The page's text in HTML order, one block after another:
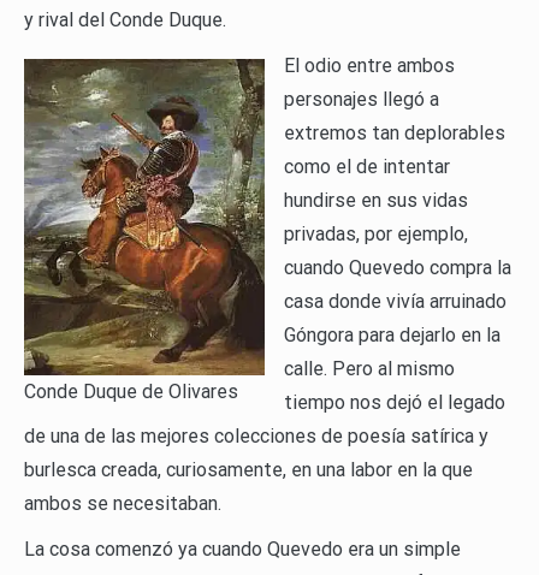
y rival del Conde Duque.
Conde Duque de Olivares
El odio entre ambos
personajes llegó a
extremos tan deplorables
como el de intentar
hundirse en sus vidas
privadas, por ejemplo,
cuando Quevedo compra la
casa donde vivía arruinado
Góngora para dejarlo en la
calle. Pero al mismo
tiempo nos dejó el legado
de una de las mejores colecciones de poesía satírica y
burlesca creada, curiosamente, en una labor en la que
ambos se necesitaban.
La cosa comenzó ya cuando Quevedo era un simple